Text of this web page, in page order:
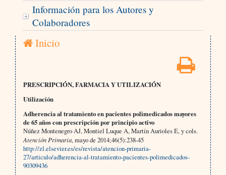
Información para los Autores y
Colaboradores
Inicio
PRESCRIPCIÓN, FARMACIA Y UTILIZACIÓN
Utilización
Adherencia al tratamiento en pacientes polimedicados mayores
de 65 años con prescripción por principio activo
Núñez Montenegro AJ, Montiel Luque A, Martín Aurioles E, y cols.
Atención Primaria, mayo de 2014;46(5):238-45
http://zl.elsevier.es/es/revista/atencion-primaria-
27/articulo/adherencia-al-tratamiento-pacientes-polimedicados-
90309436